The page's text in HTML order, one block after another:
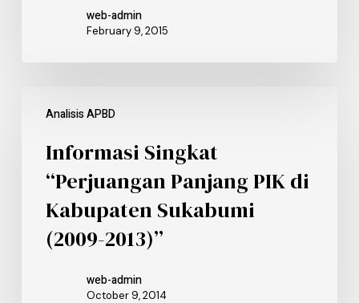
web-admin
February 9, 2015
Analisis APBD
Informasi Singkat
“Perjuangan Panjang PIK di
Kabupaten Sukabumi
(2009-2013)”
web-admin
October 9, 2014